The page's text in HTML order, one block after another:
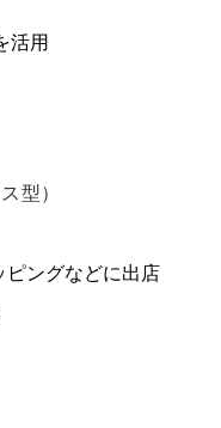
活用
型）
ピングなどに出店